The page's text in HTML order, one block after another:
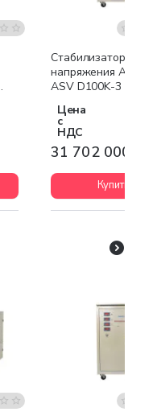
Бесплатная доставка
Стабилизатор
напряжения ANDELI
ASV D100K-3 190-
Цена
с
НДС
31 702 000
Купить